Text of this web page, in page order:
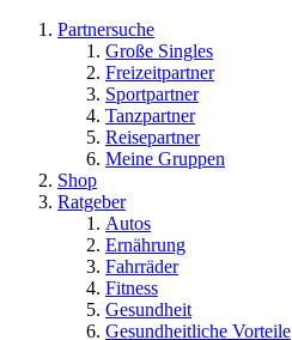
Partnersuche
Große Singles
Freizeitpartner
Sportpartner
Tanzpartner
Reisepartner
Meine Gruppen
Shop
Ratgeber
Autos
Ernährung
Fahrräder
Fitness
Gesundheit
Gesundheitliche Vorteile